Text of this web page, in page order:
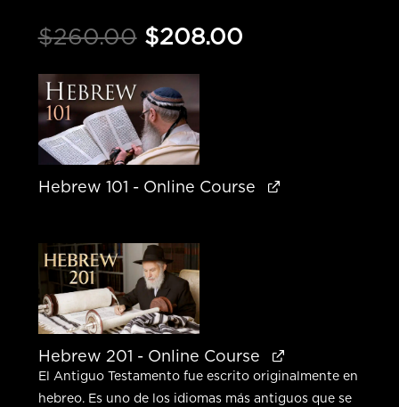
$260.00 Original
was:
$260.00.
$208.00Current
Hebrew 101 - Online Course
Hebrew 201 - Online Course
El Antiguo Testamento fue escrito originalmente en
hebreo. Es uno de los idiomas más antiguos que se